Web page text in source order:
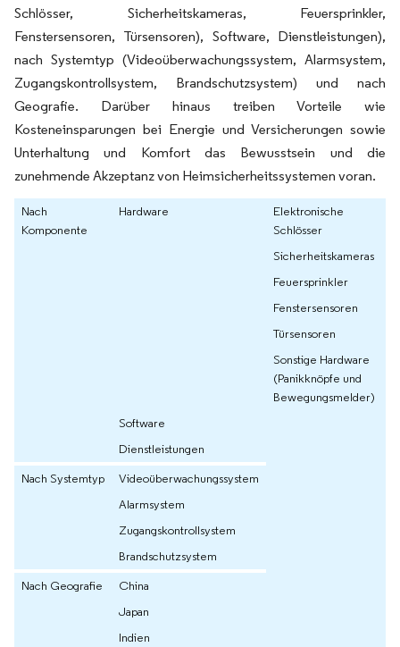
Schlösser, Sicherheitskameras, Feuersprinkler,
Fenstersensoren, Türsensoren), Software, Dienstleistungen),
nach Systemtyp (Videoüberwachungssystem, Alarmsystem,
Zugangskontrollsystem, Brandschutzsystem) und nach
Geografie. Darüber hinaus treiben Vorteile wie
Kosteneinsparungen bei Energie und Versicherungen sowie
Unterhaltung und Komfort das Bewusstsein und die
zunehmende Akzeptanz von Heimsicherheitssystemen voran.
Nach
Komponente
Hardware
Elektronische
Schlösser
Sicherheitskameras
Feuersprinkler
Fenstersensoren
Türsensoren
Sonstige Hardware
(Panikknöpfe und
Bewegungsmelder)
Software
Dienstleistungen
Nach Systemtyp
Videoüberwachungssystem
Alarmsystem
Zugangskontrollsystem
Brandschutzsystem
Nach Geografie
China
Japan
Indien